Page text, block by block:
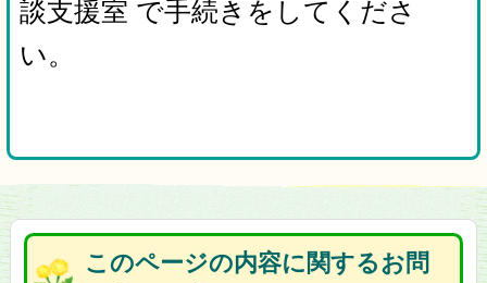
談支援室 で手続きをしてくださ
い。
このページの内容に関するお問